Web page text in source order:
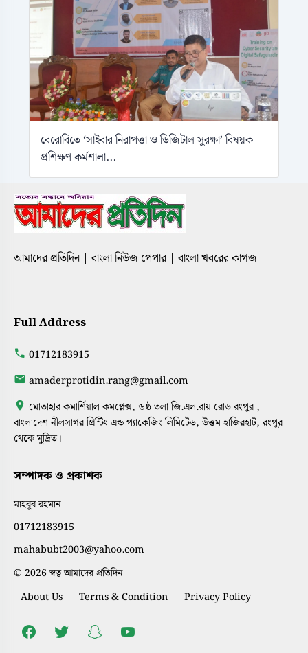
বেরোবিতে ‘সাইবার নিরাপত্তা ও ডিজিটাল সুরক্ষা’ বিষয়ক
প্রশিক্ষণ কর্মশালা...
আমাদের প্রতিদিন | বাংলা নিউজ পেপার | বাংলা খবরের কাগজ
Full Address
01712183915
amaderprotidin.rang@gmail.com
মোতাহার কমার্শিয়াল কমপ্লেক্স, ৬ষ্ঠ তলা জি.এল.রায় রোড রংপুর ,
বাংলাদেশ নীলসাগর প্রিন্টিং এন্ড প্যাকেজিং লিমিটেড, উত্তম হাজিরহাট, রংপুর
থেকে মুদ্রিত।
সম্পাদক ও প্রকাশক
মাহবুব রহমান
01712183915
mahabubt2003@yahoo.com
© 2026 স্বত্ব আমাদের প্রতিদিন
About Us Terms & Condition Privacy Policy